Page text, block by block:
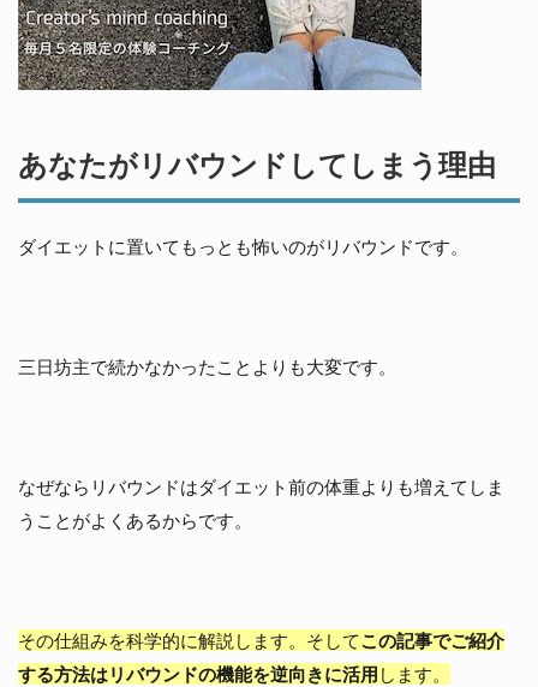
あなたがリバウンドしてしまう理由
ダイエットに置いてもっとも怖いのがリバウンドです。
三日坊主で続かなかったことよりも大変です。
なぜならリバウンドはダイエット前の体重よりも増えてしま
うことがよくあるからです。
その仕組みを科学的に解説します。そして この記事でご紹介
する方法はリバウンドの機能を逆向きに活用 します。